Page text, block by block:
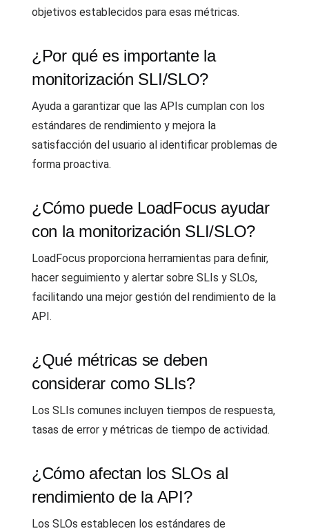
objetivos establecidos para esas métricas.
¿Por qué es importante la
monitorización SLI/SLO?
Ayuda a garantizar que las APIs cumplan con los
estándares de rendimiento y mejora la
satisfacción del usuario al identificar problemas de
forma proactiva.
¿Cómo puede LoadFocus ayudar
con la monitorización SLI/SLO?
LoadFocus proporciona herramientas para definir,
hacer seguimiento y alertar sobre SLIs y SLOs,
facilitando una mejor gestión del rendimiento de la
API.
¿Qué métricas se deben
considerar como SLIs?
Los SLIs comunes incluyen tiempos de respuesta,
tasas de error y métricas de tiempo de actividad.
¿Cómo afectan los SLOs al
rendimiento de la API?
Los SLOs establecen los estándares de